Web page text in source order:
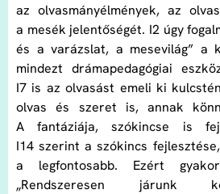
az olvasmányélmények, az
a mesék jelentőségét. I2 úgy
és a varázslat, a mesevilág” a
mindezt drámapedagógiai
I7 is az olvasást emeli ki
olvas és szeret is, annak
A fantáziája, szókincse is
I14 szerint a szókincs
a legfontosabb. Ezért
„Rendszeresen járunk